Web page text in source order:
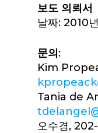
보도 의뢰서
날짜: 2010
문의 :
Kim
Tania de
오수경,